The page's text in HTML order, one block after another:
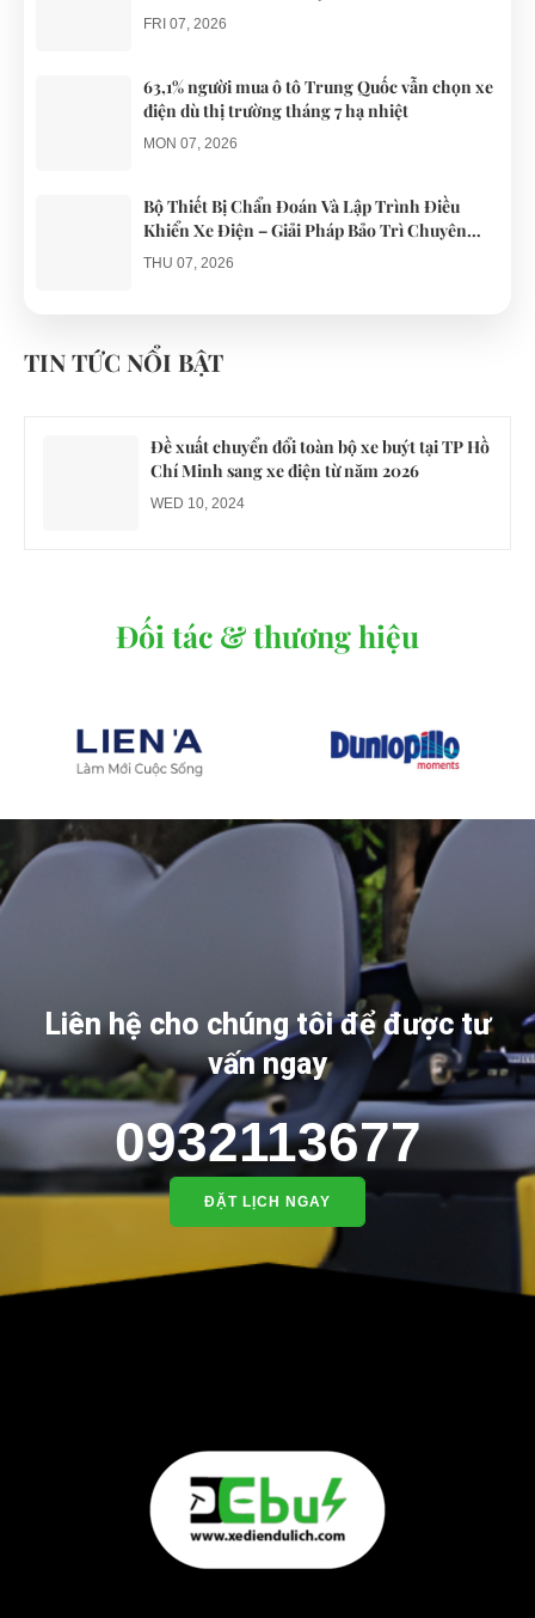
FRI 07, 2026
63,1% người mua ô tô Trung Quốc vẫn chọn xe
điện dù thị trường tháng 7 hạ nhiệt
MON 07, 2026
Bộ Thiết Bị Chẩn Đoán Và Lập Trình Điều
Khiển Xe Điện – Giải Pháp Bảo Trì Chuyên
Nghiệp
THU 07, 2026
gổ khi đón du khách ở Quy Nhơn
TIN TỨC NỔI BẬT
Đề xuất chuyển đổi toàn bộ xe buýt tại TP Hồ
Chí Minh sang xe điện từ năm 2026
WED 10, 2024
Đối tác & thương hiệu
Liên hệ cho chúng tôi để được tư
vấn ngay
0932113677
ĐẶT LỊCH NGAY